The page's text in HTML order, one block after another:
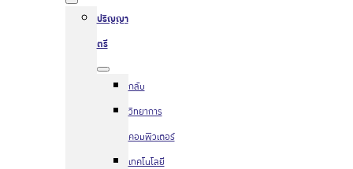
ปริญญา
ตรี
กลับ
วิทยาการ
คอมพิวเตอร์
เทคโนโลยี